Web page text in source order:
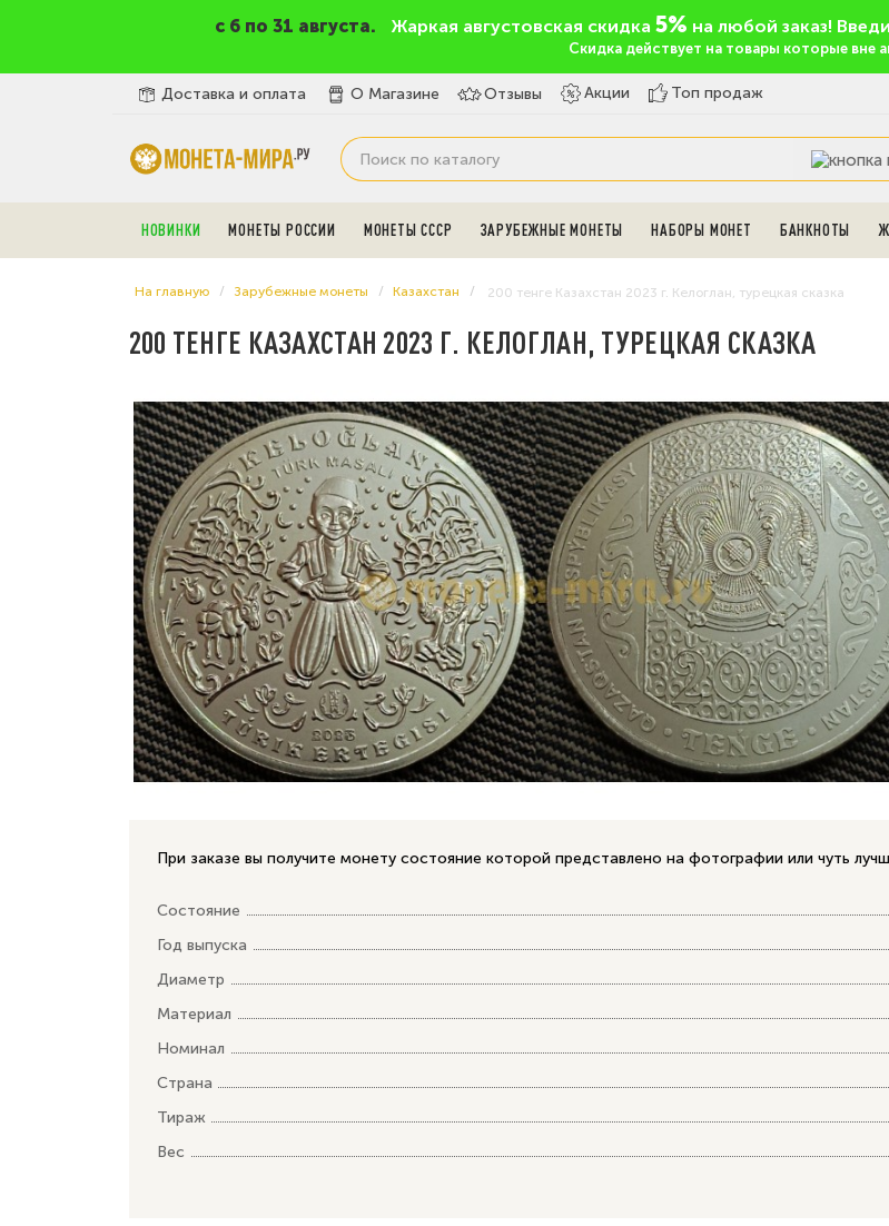
c 6 по 31 августа. Жаркая августовская скидка 5% на любой заказ!
Скидка действует на товары которые вне
Доставка и оплата О Магазине Отзывы Акции Топ продаж
НОВИНКИ МОНЕТЫ РОССИИ МОНЕТЫ СССР ЗАРУБЕЖНЫЕ МОНЕТЫ НАБОРЫ МОНЕТ БАНКНОТЫ
На главную Зарубежные монеты Казахстан 200 тенге Казахстан 2023 г. Келоглан, турецкая сказка
200 ТЕНГЕ КАЗАХСТАН 2023 Г. КЕЛОГЛАН, ТУРЕЦКАЯ СКАЗКА
При заказе вы получите монету состояние которой представлено на фотографии или чуть
Состояние
Год выпуска
Диаметр
Материал
Номинал
Страна
Тираж
Вес